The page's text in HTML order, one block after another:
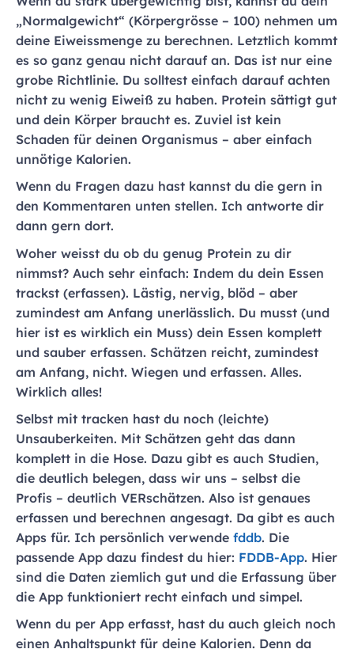
„Normalgewicht“ (Körpergrösse – 100) nehmen um
deine Eiweissmenge zu berechnen. Letztlich kommt
es so ganz genau nicht darauf an. Das ist nur eine
grobe Richtlinie. Du solltest einfach darauf achten
nicht zu wenig Eiweiß zu haben. Protein sättigt gut
und dein Körper braucht es. Zuviel ist kein
Schaden für deinen Organismus – aber einfach
unnötige Kalorien.
Wenn du Fragen dazu hast kannst du die gern in
den Kommentaren unten stellen. Ich antworte dir
dann gern dort.
Woher weisst du ob du genug Protein zu dir
nimmst? Auch sehr einfach: Indem du dein Essen
trackst (erfassen). Lästig, nervig, blöd – aber
zumindest am Anfang unerlässlich. Du musst (und
hier ist es wirklich ein Muss) dein Essen komplett
und sauber erfassen. Schätzen reicht, zumindest
am Anfang, nicht. Wiegen und erfassen. Alles.
Wirklich alles!
Selbst mit tracken hast du noch (leichte)
Unsauberkeiten. Mit Schätzen geht das dann
komplett in die Hose. Dazu gibt es auch Studien,
die deutlich belegen, dass wir uns – selbst die
Profis – deutlich VERschätzen. Also ist genaues
erfassen und berechnen angesagt. Da gibt es auch
Apps für. Ich persönlich verwende fddb. Die
passende App dazu findest du hier: FDDB-App. Hier
sind die Daten ziemlich gut und die Erfassung über
die App funktioniert recht einfach und simpel.
Wenn du per App erfasst, hast du auch gleich noch
einen Anhaltspunkt für deine Kalorien. Denn da